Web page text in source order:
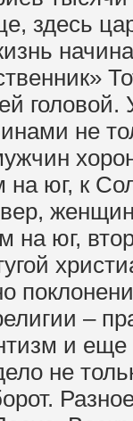
здесь
головой.
не
на юг, к
на юг,
–
и еще
не